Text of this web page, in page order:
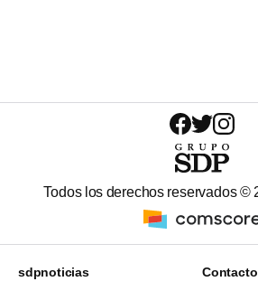
Todos los derechos reservados ©
sdpnoticias Contacto